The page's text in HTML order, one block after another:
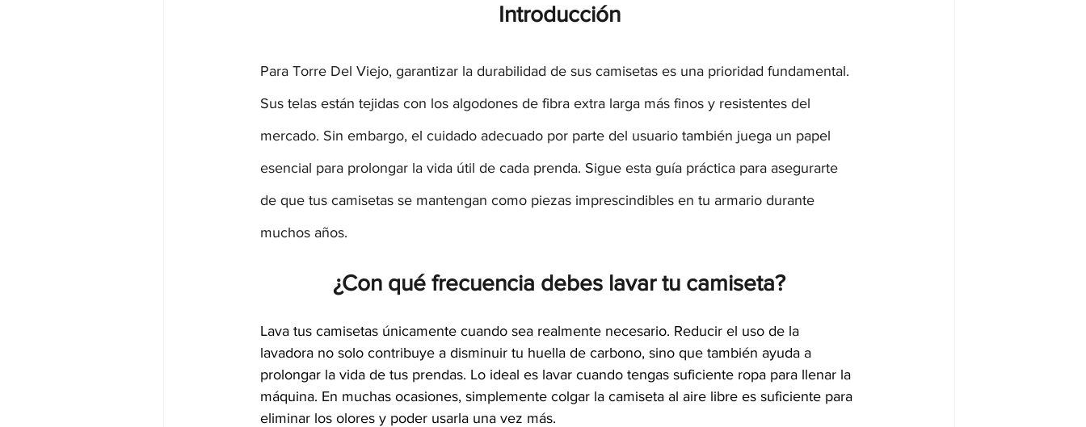
Introducción
Para Torre Del Viejo, garantizar la durabilidad de sus camisetas es una prioridad fundamental.
Sus telas están tejidas con los algodones de fibra extra larga más finos y resistentes del
mercado. Sin embargo, el cuidado adecuado por parte del usuario también juega un papel
esencial para prolongar la vida útil de cada prenda. Sigue esta guía práctica para asegurarte
de que tus camisetas se mantengan como piezas imprescindibles en tu armario durante
muchos años.
¿Con qué frecuencia debes lavar tu camiseta?
Lava tus camisetas únicamente cuando sea realmente necesario. Reducir el uso de la
lavadora no solo contribuye a disminuir tu huella de carbono, sino que también ayuda a
prolongar la vida de tus prendas. Lo ideal es lavar cuando tengas suficiente ropa para llenar la
máquina. En muchas ocasiones, simplemente colgar la camiseta al aire libre es suficiente para
eliminar los olores y poder usarla una vez más.